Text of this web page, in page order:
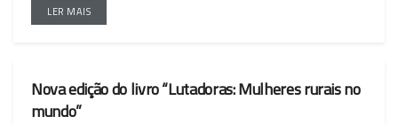
LER MAIS
NACIONAL
Nova edição do livro “Lutadoras: Mulheres rurais no
mundo”